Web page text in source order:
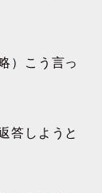
）こう言っ
答しようと